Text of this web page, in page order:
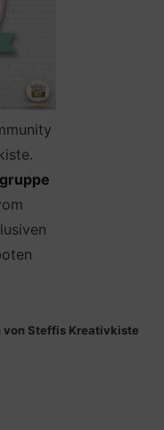
von Steffis Kreativkiste